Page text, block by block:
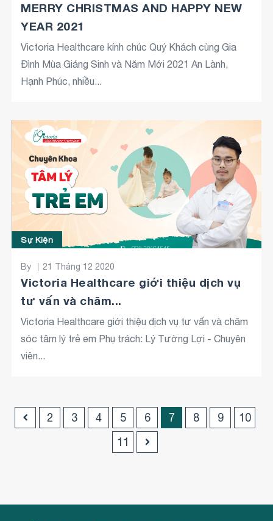
MERRY CHRISTMAS AND HAPPY NEW
YEAR 2021
Victoria Healthcare kính chúc Quý Khách cùng Gia
Đình Mùa Giáng Sinh và Năm Mới 2021 An Lành,
Hạnh Phúc, nhiều...
Sự Kiện
By 21 Tháng 12 2020
Victoria Healthcare giới thiệu dịch vụ
tư vấn và chăm...
Victoria Healthcare giới thiệu dịch vụ tư vấn và chăm
sóc tâm lý trẻ em Phụ trách: Lý Tường Lợi - Chuyên
viên...
2 3 4 5 6 7 8 9
10
11